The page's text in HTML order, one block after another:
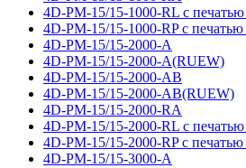
4D-PM-15/15-1000-RL с печатью
4D-PM-15/15-1000-RP с печатью
4D-PM-15/15-2000-A
4D-PM-15/15-2000-A(RUEW)
4D-PM-15/15-2000-AB
4D-PM-15/15-2000-AB(RUEW)
4D-PM-15/15-2000-RA
4D-PM-15/15-2000-RL с печатью
4D-PM-15/15-2000-RP с печатью
4D-PM-15/15-3000-A